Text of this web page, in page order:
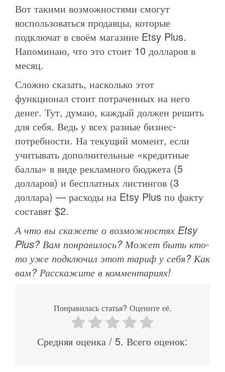
Вот такими возможностями смогут
воспользоваться продавцы, которые
подключат в своём магазине Etsy Plus.
Напоминаю, что это стоит 10 долларов в
месяц.
Сложно сказать, насколько этот
функционал стоит потраченных на него
денег. Тут, думаю, каждый должен решить
для себя. Ведь у всех разные бизнес-
потребности. На текущий момент, если
учитывать дополнительные «кредитные
баллы» в виде рекламного бюджета (5
долларов) и бесплатных листингов (3
доллара) — расходы на Etsy Plus по факту
составят $2.
А что вы скажете о возможностях Etsy
Plus? Вам понравилось? Может быть кто-
то уже подключил этот тариф у себя? Как
вам? Расскажите в комментариях!
Понравилась статья? Оцените её.
Средняя оценка / 5. Всего оценок: